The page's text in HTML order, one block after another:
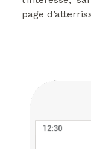
page